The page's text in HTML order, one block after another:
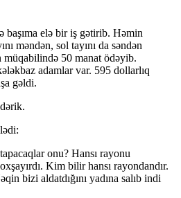
başıma elə bir iş gətirib. Həmin
məndən, sol tayını da səndən
50 manat ödəyib.
adamlar var. 595 dollarlıq
gəldi.
onu? Hansı rayonu
Kim bilir hansı rayondandır.
bizi aldatdığını yadına salıb indi